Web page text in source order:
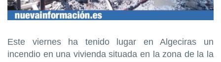
Este viernes ha tenido lugar en Algeciras un
incendio en una vivienda situada en la zona de la la